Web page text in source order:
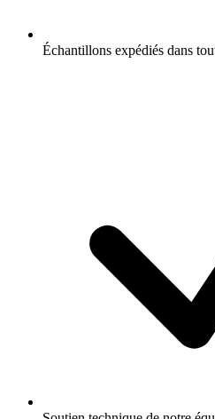
Échantillons expédiés dans